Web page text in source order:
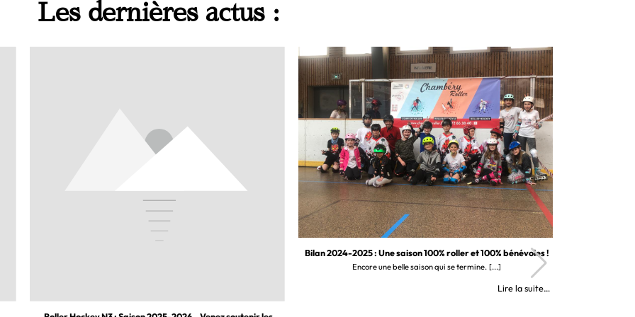
Les dernières actus :
Bilan 2024-2025 : Une saison 100% roller et 100% bénévoles !
Encore une belle saison qui se termine. [...]
Lire la suite…